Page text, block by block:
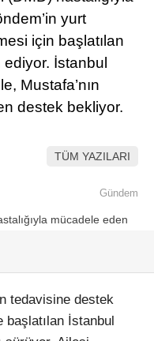
yurt
için başlatılan
ediyor. İstanbul
Mustafa’nın
destek bekliyor.
TÜM YAZILARI
Gündem
tedavisine destek
başlatılan İstanbul